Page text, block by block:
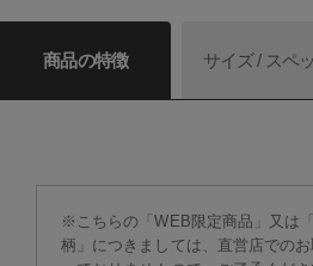
商品の特徴 サイズ / スペ
※こちらの「WEB限定商品」又は
柄」につきましては、直営店での